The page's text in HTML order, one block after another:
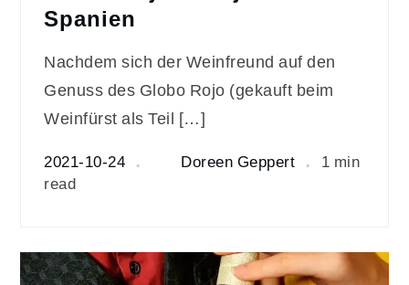
Spanien
Nachdem sich der Weinfreund auf den
Genuss des Globo Rojo (gekauft beim
Weinfürst als Teil […]
2021-10-24 Doreen Geppert
1 min
read